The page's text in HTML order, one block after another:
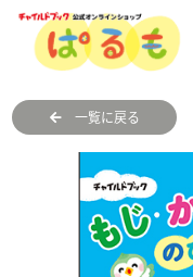
一覧に戻る